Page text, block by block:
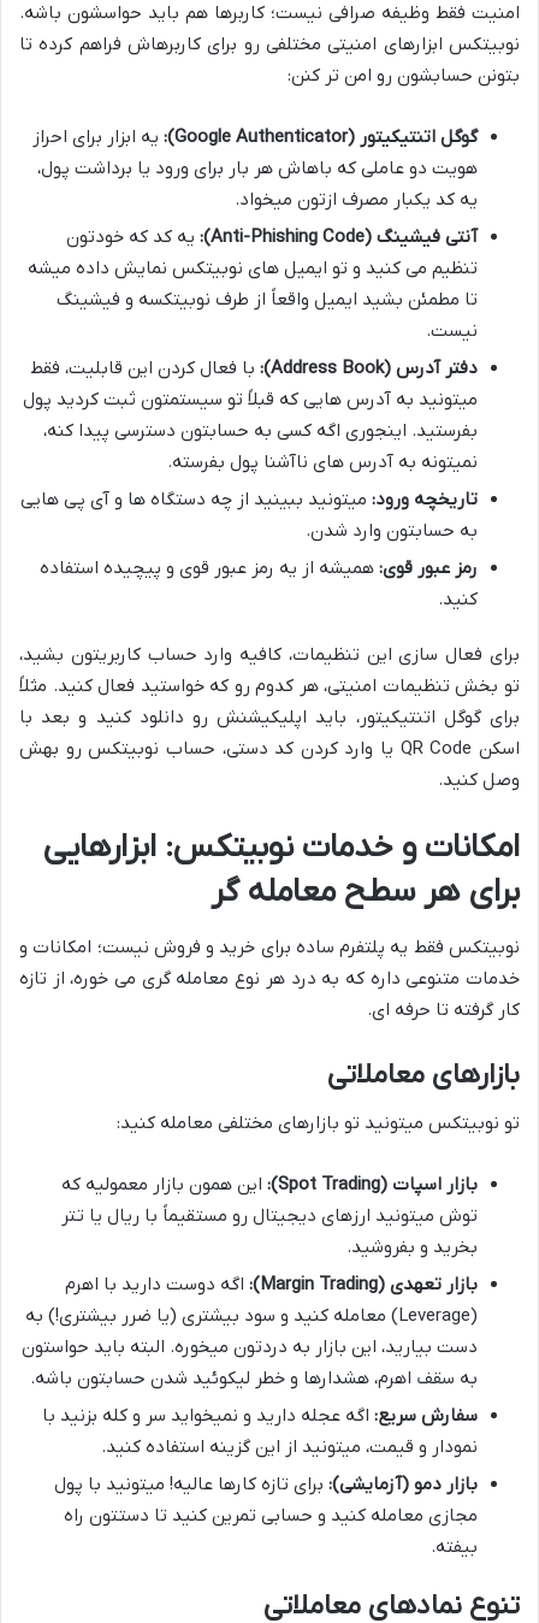
امنیت فقط وظیفه صرافی نیست؛ کاربرها هم باید حواسشون باشه.
نوبیتکس ابزارهای امنیتی مختلفی رو برای کاربرهاش فراهم کرده تا
بتونن حسابشون رو امن تر کنن:
گوگل اتنتیکیتور (Google Authenticator):
یه ابزار برای احراز
هویت دو عاملی که باهاش هر بار برای ورود یا برداشت پول،
یه کد یکبار مصرف ازتون میخواد.
آنتی فیشینگ (Anti-Phishing Code):
یه کد که خودتون
تنظیم می کنید و تو ایمیل های نوبیتکس نمایش داده میشه
تا مطمئن بشید ایمیل واقعاً از طرف نوبیتکسه و فیشینگ
نیست.
دفتر آدرس (Address Book):
با فعال کردن این قابلیت، فقط
میتونید به آدرس هایی که قبلاً تو سیستمتون ثبت کردید پول
بفرستید. اینجوری اگه کسی به حسابتون دسترسی پیدا کنه،
نمیتونه به آدرس های ناآشنا پول بفرسته.
تاریخچه ورود: میتونید ببینید از چه دستگاه ها و آی پی هایی
به حسابتون وارد شدن.
رمز عبور قوی: همیشه از یه رمز عبور قوی و پیچیده استفاده
کنید.
برای فعال سازی این تنظیمات، کافیه وارد حساب کاربریتون بشید،
تو بخش تنظیمات امنیتی، هر کدوم رو که خواستید فعال کنید. مثلاً
برای گوگل اتنتیکیتور، باید اپلیکیشنش رو دانلود کنید و بعد با
اسکن QR Code یا وارد کردن کد دستی، حساب نوبیتکس رو بهش
وصل کنید.
امکانات و خدمات نوبیتکس: ابزارهایی
برای هر سطح معامله گر
نوبیتکس فقط یه پلتفرم ساده برای خرید و فروش نیست؛ امکانات و
خدمات متنوعی داره که به درد هر نوع معامله گری می خوره، از تازه
کار گرفته تا حرفه ای.
بازارهای معاملاتی
تو نوبیتکس میتونید تو بازارهای مختلفی معامله کنید:
بازار اسپات (Spot Trading):
این همون بازار معمولیه که
توش میتونید ارزهای دیجیتال رو مستقیماً با ریال یا تتر
بخرید و بفروشید.
بازار تعهدی (Margin Trading):
اگه دوست دارید با اهرم
(Leverage) معامله کنید و سود بیشتری (یا ضرر بیشتری!) به
دست بیارید، این بازار به دردتون میخوره. البته باید حواستون
به سقف اهرم، هشدارها و خطر لیکوئید شدن حسابتون باشه.
سفارش سریع: اگه عجله دارید و نمیخواید سر و کله بزنید با
نمودار و قیمت، میتونید از این گزینه استفاده کنید.
بازار دمو (آزمایشی): برای تازه کارها عالیه! میتونید با پول
مجازی معامله کنید و حسابی تمرین کنید تا دستتون راه
بیفته.
تنوع نمادهای معاملاتی